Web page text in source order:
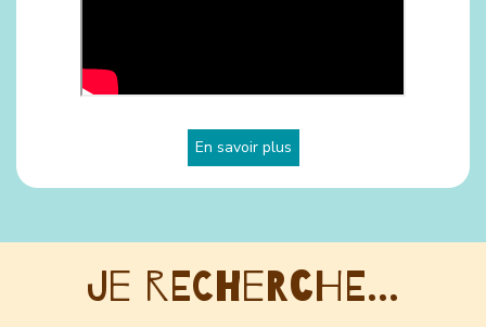
En savoir plus
Je recherche...